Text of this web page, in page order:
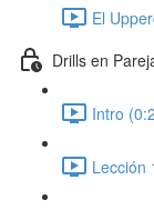
El
Drills en
Intro
Lección